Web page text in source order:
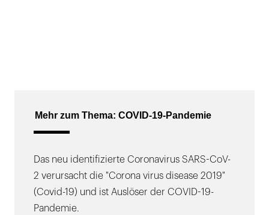
Mehr zum Thema: COVID-19-Pandemie
Das neu identifizierte Coronavirus SARS-CoV-
2 verursacht die "Corona virus disease 2019"
(Covid-19) und ist Auslöser der COVID-19-
Pandemie.